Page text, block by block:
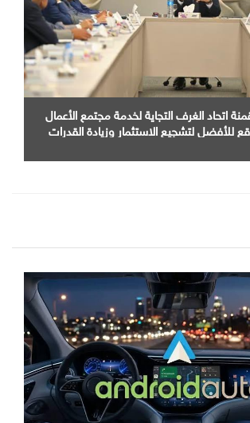
اتحاد الغرف التجاية لخدمة مجتمع الأعمال
للأفضل لتشجيع الاستثمار وزيادة القدرات